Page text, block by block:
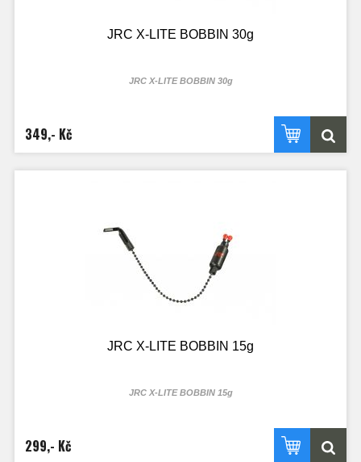
JRC X-LITE BOBBIN 30g
JRC X-LITE BOBBIN 30g
349,- Kč
JRC X-LITE BOBBIN 15g
JRC X-LITE BOBBIN 15g
299,- Kč